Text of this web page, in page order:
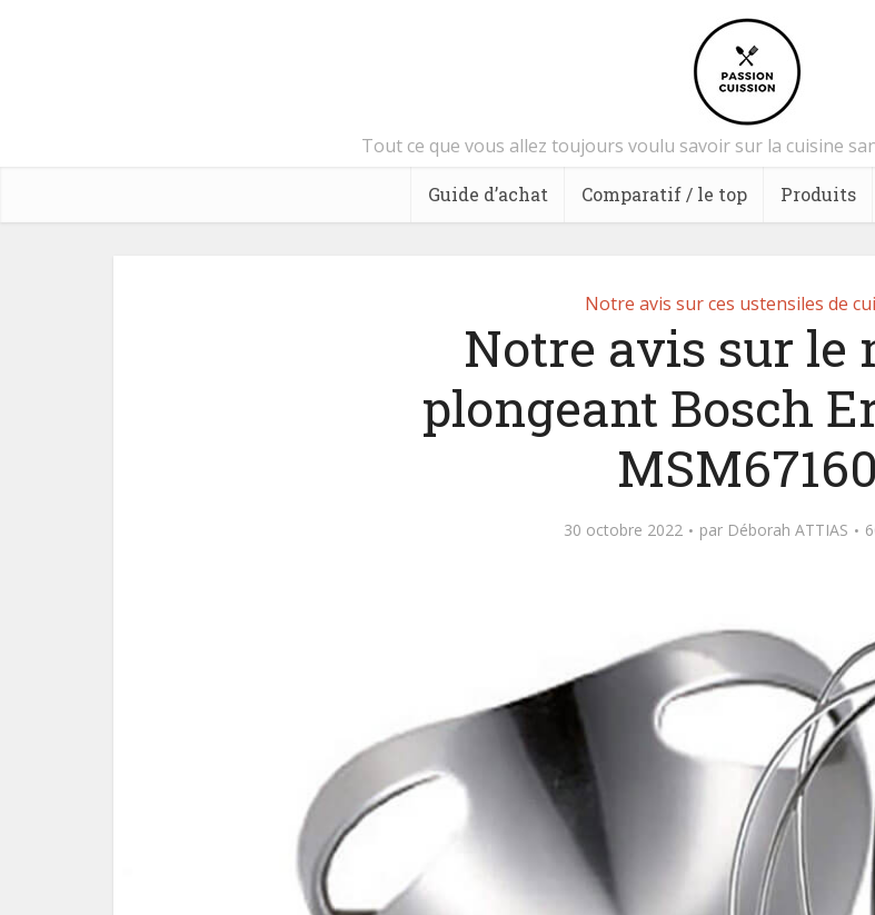
Tout ce que vous allez toujours voulu savoir sur la cuisine
Guide d’achat Comparatif / le top Produits
Notre avis sur ces ustensiles de
Notre avis sur le
plongeant Bosch
MSM67160
30 octobre 2022 par Déborah ATTIAS